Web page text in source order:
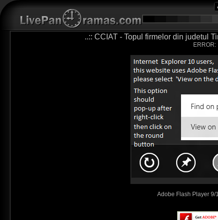
..:: CCIAT - Topul firmelor din judetul
ERROR:
Adobe Flash Player 9/